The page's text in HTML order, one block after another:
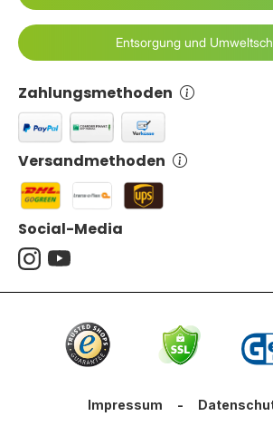
Zahlungsmethoden
Versandmethoden
Entsorgung und
Social-Media
Impressum -